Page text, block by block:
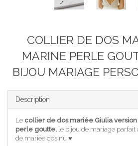
COLLIER DE DOS
MARINE PERLE
BIJOU MARIAGE
Description
Le collier de dos mariée Giulia
perle goutte, le bijou de mariage parfait
de mariée dos nu ♥